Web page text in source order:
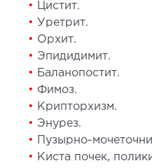
И
опорно-
оперативных
И
• Цистит.
• Уретрит.
• Орхит.
• Эпидидимит.
• Баланопостит.
• Фимоз.
• Крипторхизм.
• Энурез.
•
Пузырно-
• Киста почек,